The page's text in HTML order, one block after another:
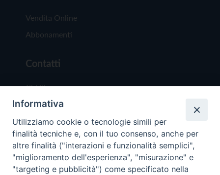
Vendita Online
Abbonamenti
Contatti
Chi Siamo
Redazione
Scrivici
Informativa
Utilizziamo cookie o tecnologie simili per
finalità tecniche e, con il tuo consenso, anche per
altre finalità ("interazioni e funzionalità semplici",
"miglioramento dell'esperienza", "misurazione" e
"targeting e pubblicità") come specificato nella